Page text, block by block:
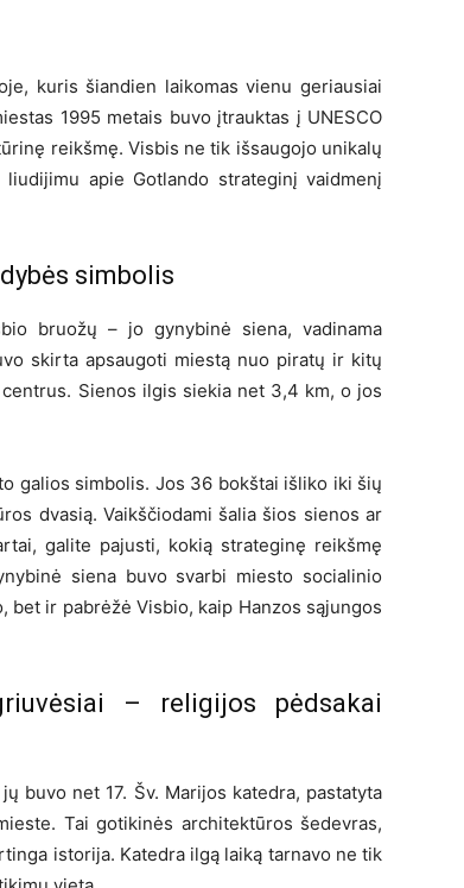
kuris šiandien laikomas vienu geriausiai
1995 metais buvo įtrauktas į UNESCO
reikšmę. Visbis ne tik išsaugojo unikalų
apie Gotlando strateginį vaidmenį
simbolis
bruožų – jo gynybinė siena, vadinama
skirta apsaugoti miestą nuo piratų ir kitų
Sienos ilgis siekia net 3,4 km, o jos
galios simbolis. Jos 36 bokštai išliko iki šių
dvasią. Vaikščiodami šalia šios sienos ar
galite pajusti, kokią strateginę reikšmę
siena buvo svarbi miesto socialinio
ir pabrėžė Visbio, kaip Hanzos sąjungos
– religijos pėdsakai
buvo net 17. Šv. Marijos katedra, pastatyta
Tai gotikinės architektūros šedevras,
istorija. Katedra ilgą laiką tarnavo ne tik